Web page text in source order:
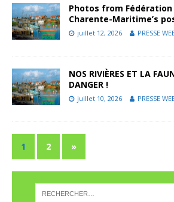
Photos from Fédération
Charente-Maritime’s
juillet 12, 2026 PRESSE
NOS RIVIÈRES ET LA
DANGER !
juillet 10, 2026 PRESSE
1 2 »